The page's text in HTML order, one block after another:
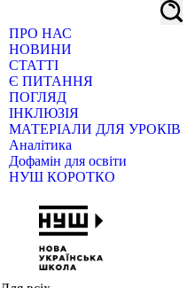
ПРО НАС
НОВИНИ
СТАТТІ
Є ПИТАННЯ
ПОГЛЯД
ІНКЛЮЗІЯ
МАТЕРІАЛИ ДЛЯ УРОКІВ
Аналітика
Дофамін для освіти
НУШ КОРОТКО